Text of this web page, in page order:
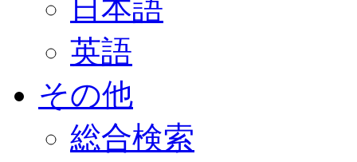
日本語
英語
その他
総合検索